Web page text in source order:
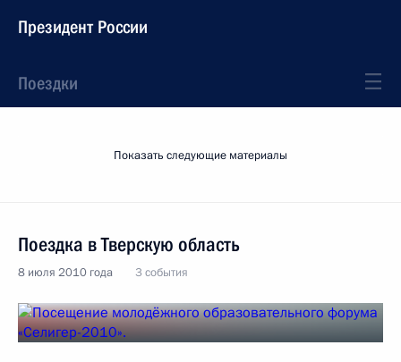
Президент России
Поездки
Показать следующие материалы
Поездка в Тверскую область
8 июля 2010 года 3 события